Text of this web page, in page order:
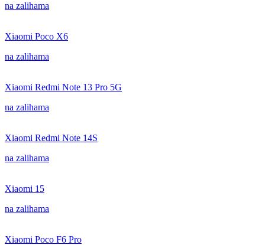
na zalihama
Xiaomi Poco X6
na zalihama
Xiaomi Redmi Note 13 Pro 5G
na zalihama
Xiaomi Redmi Note 14S
na zalihama
Xiaomi 15
na zalihama
Xiaomi Poco F6 Pro